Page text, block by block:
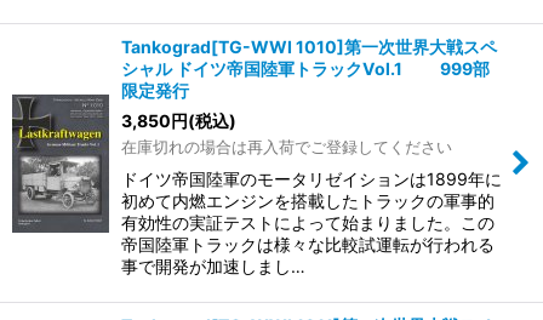
Tankograd[TG-WWI 1010]第一次世界大戦スペ
シャル ドイツ帝国陸軍トラックVol.1 999部
限定発行
3,850円(税込)
在庫切れの場合は再入荷でご登録してください
ドイツ帝国陸軍のモータリゼイションは1899年に
初めて内燃エンジンを搭載したトラックの軍事的
有効性の実証テストによって始まりました。この
帝国陸軍トラックは様々な比較試運転が行われる
事で開発が加速しまし…